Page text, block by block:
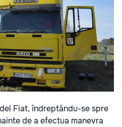
Fiat, îndreptându-se spre
de a efectua manevra